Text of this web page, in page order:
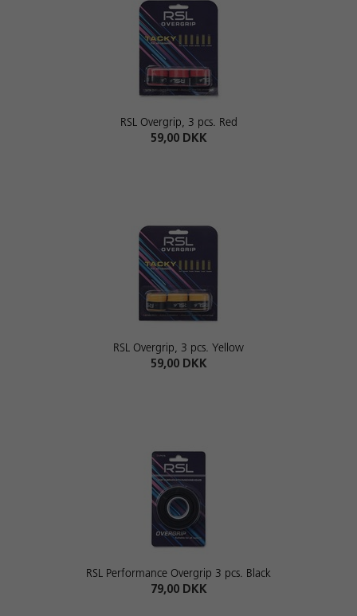
RSL Overgrip, 3 pcs. Red
59,00 DKK
RSL Overgrip, 3 pcs. Yellow
59,00 DKK
RSL Performance Overgrip 3 pcs. Black
79,00 DKK